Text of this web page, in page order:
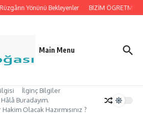
Yönünü Bekleyenler BİZİM
Main Menu
İlginç Bilgiler
Buradayım.
Olacak Hazırmısınız ?